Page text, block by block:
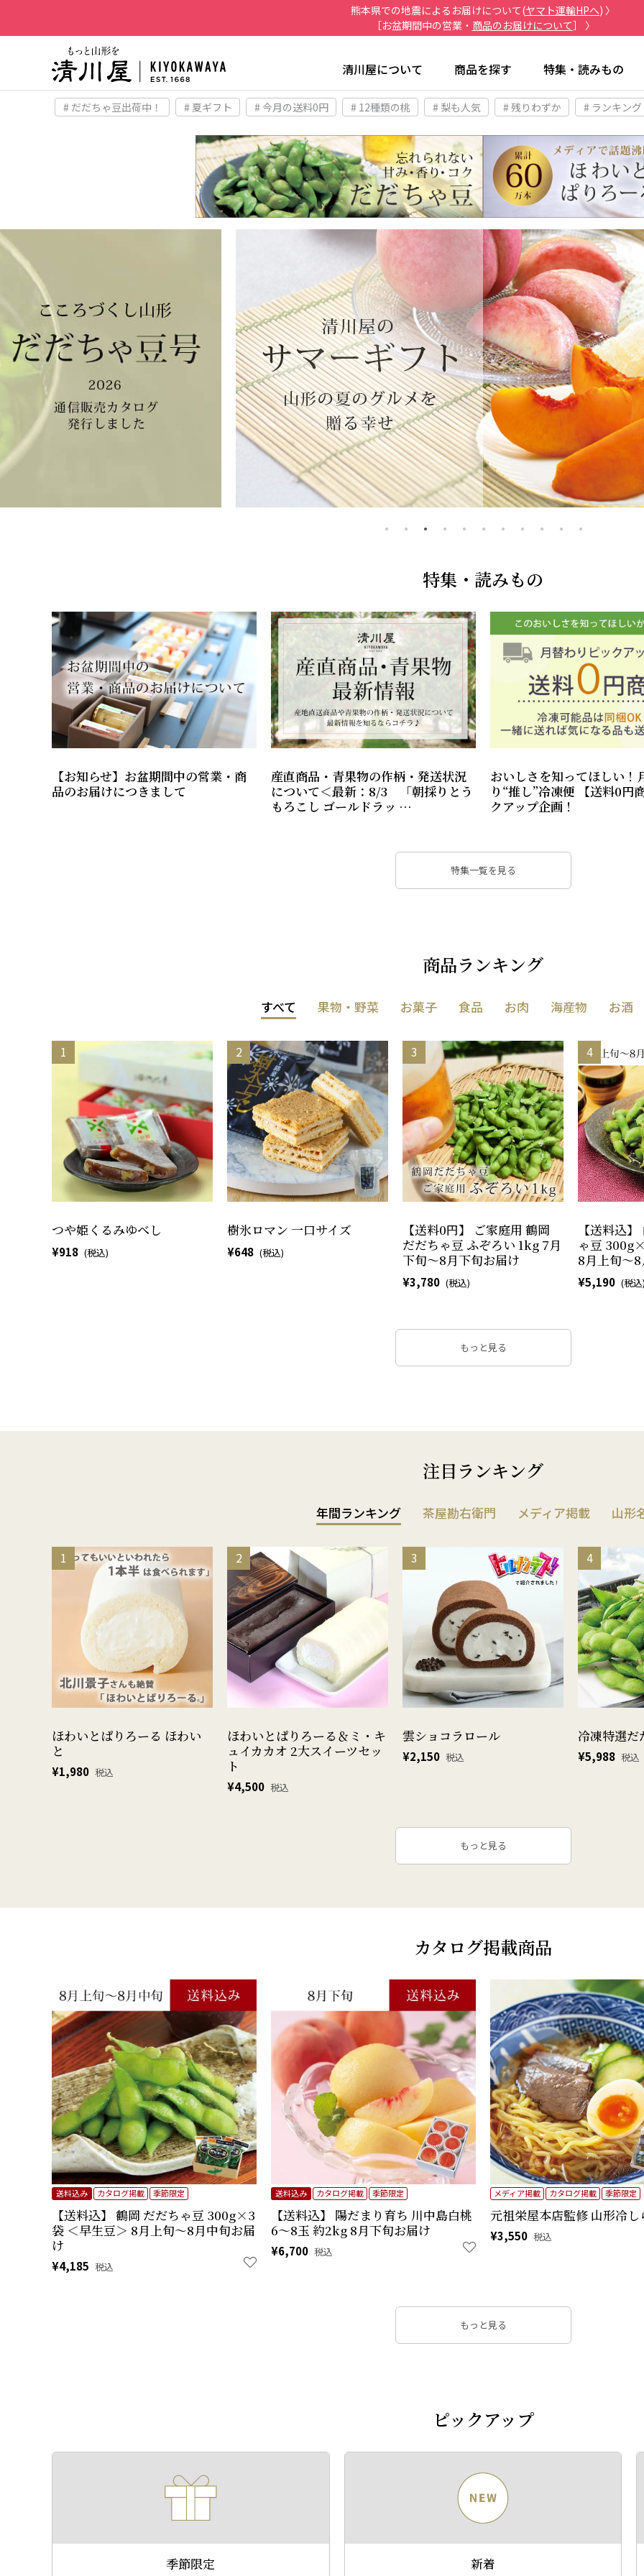
熊本県での地震によるお届けについて(ヤマト運輸HPへ) 〉
［お盆期間中の営業・ 商品のお届けについて］ 〉
清川屋について 商品を探す 特集・読みもの
# だだちゃ豆出荷中！ # 夏ギフト # 今月の送料0円 # 12種類の桃 # 梨も人気 # 残りわずか # ランキング
特集・読みもの
【お知らせ】お盆期間中の営業・商
品のお届けにつきまして
産直商品・青果物の作柄・発送状況
について＜最新：8/3 「朝採りとう
もろこし ゴールドラッ …
おいしさを知ってほしい！
り“推し”冷凍便 【送料0円
クアップ企画！
特集一覧を見る
商品ランキング
すべて 果物・野菜 お菓子 食品 お肉 海産物 お酒
つや姫くるみゆべし
918
樹氷ロマン 一口サイズ
648
【送料0円】 ご家庭用 鶴岡
だだちゃ豆 ふぞろい 1kg 7月
下旬～8月下旬お届け
3,780
【送料込
ゃ豆
8月上旬～
5,190
もっと見る
注目ランキング
年間ランキング 茶屋勘右衛門 メディア掲載 山形
ほわいとぱりろーる ほわい
と
¥1,980 税込
ほわいとぱりろーる＆ミ・キ
ュイカカオ 2大スイーツセッ
ト
¥4,500 税込
雲ショコラロール
¥2,150 税込
冷凍特選だ
¥5,988 税込
もっと見る
カタログ掲載商品
【送料込】 鶴岡 だだちゃ豆 300g×3
袋 ＜早生豆＞ 8月上旬～8月中旬お届
け
送料込み カタログ掲載 季節限定
¥4,185 税込
【送料込】 陽だまり育ち 川中島白桃
6～8玉 約2kg 8月下旬お届け
送料込み カタログ掲載 季節限定
¥6,700 税込
元祖栄屋本店監修 山形冷し
メディア掲載 カタログ掲載 季節限定
¥3,550 税込
もっと見る
ピックアップ
季節限定 新着